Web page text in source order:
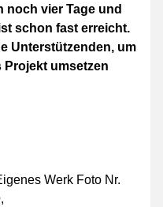
noch vier Tage und
schon fast erreicht.
Unterstützenden, um
Projekt umsetzen
Werk Foto Nr.